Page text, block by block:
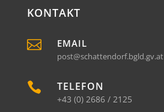
KONTAKT
 EMAIL
post@schattendorf.bgld.gv.at
 TELEFON
+43 (0) 2686 / 2125